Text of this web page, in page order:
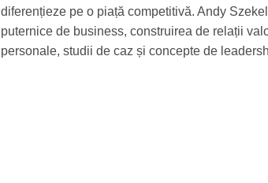
diferențieze pe o piață competitivă. Andy
puternice de business, construirea de relații
personale, studii de caz și concepte de